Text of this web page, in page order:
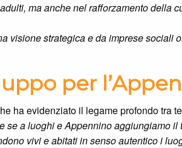
ma anche nel rafforzamento della
visione strategica e da imprese sociali
per
ha evidenziato il legame profondo tra
a luoghi e Appennino aggiungiamo il
vivi e abitati in senso autentico i